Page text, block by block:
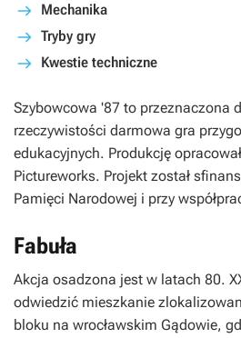
Mechanika
Tryby gry
Kwestie techniczne
Szybowcowa '87 to przeznaczona
rzeczywistości darmowa gra
edukacyjnych. Produkcję
Pictureworks. Projekt został
Pamięci Narodowej i przy
Fabuła
Akcja osadzona jest w latach 80.
odwiedzić mieszkanie
bloku na wrocławskim Gądowie,